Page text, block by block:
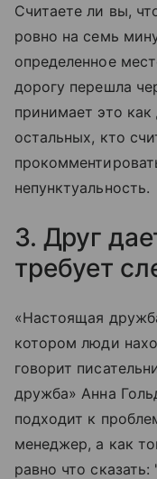
Считаете ли вы,
ровно на семь
определенное
дорогу перешла
принимает это
остальных, кто
непунктуальность.
3. Друг
требует
«Настоящая
котором люди
говорит
дружба» Анна
подходит к
менеджер, а как
равно что